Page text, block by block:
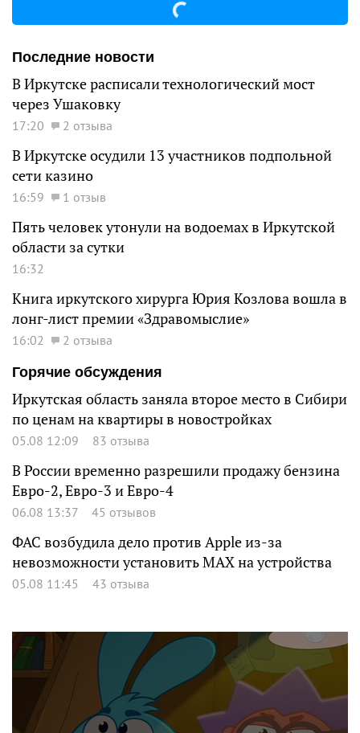
Последние новости
В Иркутске расписали технологический мост
через Ушаковку
17:20 2 отзыва
В Иркутске осудили 13 участников подпольной
сети казино
16:59 1 отзыв
Пять человек утонули на водоемах в Иркутской
области за сутки
16:32
Книга иркутского хирурга Юрия Козлова вошла в
лонг-лист премии «Здравомыслие»
16:02
2 отзыва
Горячие обсуждения
Иркутская область заняла второе место в Сибири
по ценам на квартиры в новостройках
05.08 12:09 83 отзыва
В России временно разрешили продажу бензина
Евро-2, Евро-3 и Евро-4
06.08 13:37 45 отзывов
ФАС возбудила дело против Apple из-за
невозможности установить MAX на устройства
05.08 11:45 43 отзыва